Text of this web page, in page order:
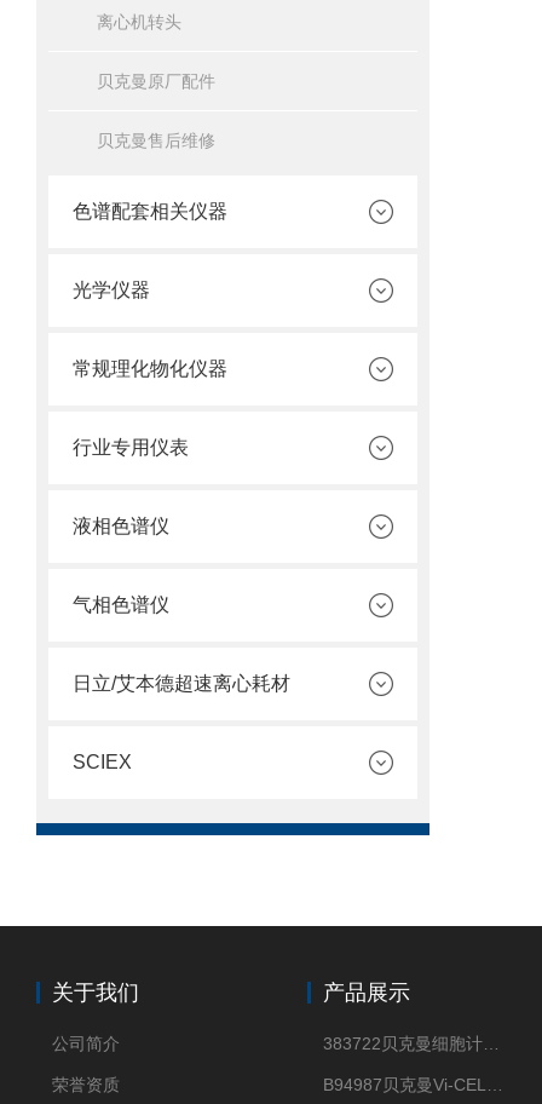
离心机转头
贝克曼原厂配件
贝克曼售后维修
色谱配套相关仪器
光学仪器
常规理化物化仪器
行业专用仪表
液相色谱仪
气相色谱仪
日立/艾本德超速离心耗材
SCIEX
关于我们
公司简介
荣誉资质
产品展示